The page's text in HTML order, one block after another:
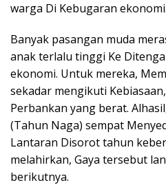
warga Di Kebugaran ekonomi.
Banyak pasangan muda
anak terlalu tinggi Ke
ekonomi. Untuk mereka,
sekadar mengikuti
Perbankan yang berat.
(Tahun Naga) sempat
Lantaran Disorot tahun
melahirkan, Gaya tersebut
berikutnya.